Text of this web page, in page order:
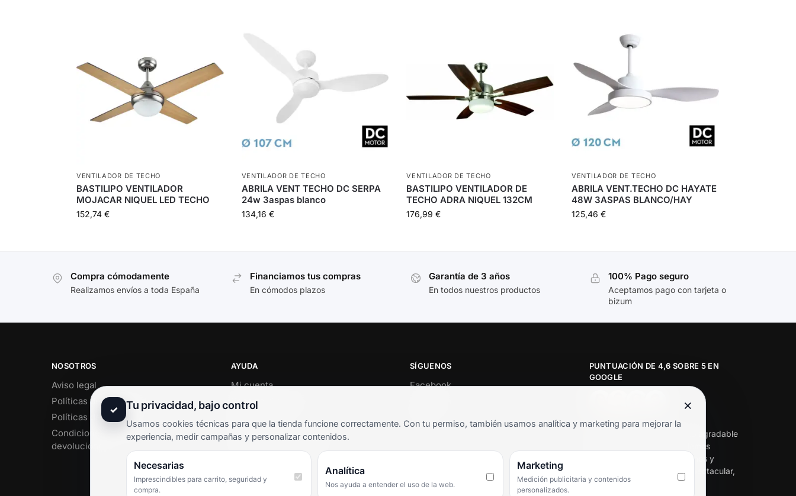
VENTILADOR DE TECHO
BASTILIPO VENTILADOR
MOJACAR NIQUEL LED TECHO
152,74 €
VENTILADOR DE TECHO
ABRILA VENT TECHO DC SERPA
24w 3aspas blanco
134,16 €
VENTILADOR DE TECHO
BASTILIPO VENTILADOR DE
TECHO ADRA NIQUEL 132CM
176,99€
VENTILADOR DE TECHO
ABRILA VENT.TECHO DC HAYATE
48W 3ASPAS BLANCO/HAY
125,46€
Compra cómodamente
Realizamos envíos a toda España
Financiamos tus compras
En cómodos plazos
Garantía de 3 años
En todos nuestros productos
100% Pago seguro
Aceptamos pago con tarjeta o
bizum
NOSOTROS
Aviso legal
Políticas de privacidad
Políticas de cookies
Condiciones de envío y
devoluciones
AYUDA
Mi cuenta
Soporte al cliente
Términos y condiciones
Preguntas frecuentes
SÍGUENOS
Facebook
PUNTUACIÓN DE 4,6 SOBRE 5 EN
GOOGLE
★★★★★
«Servicio de calidad y trato agradable
con precios excelentes. Hemos
comprado en varias ocasiones y
siempre dan respuesta. Espectacular,
servicio de 10.»
✓ Tu privacidad, bajo control ×
Usamos cookies técnicas para que la tienda funcione correctamente. Con tu permiso, también usamos analítica y marketing para mejorar la
experiencia, medir campañas y personalizar contenidos.
Necesarias
Imprescindibles para carrito, seguridad y
compra.
Analítica
Nos ayuda a entender el uso de la web.
Marketing
Medición publicitaria y contenidos
personalizados.